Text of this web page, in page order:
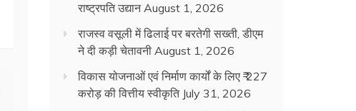
राष्ट्रपति उद्यान August 1, 2026
राजस्व वसूली में ढिलाई पर बरतेगी सख्ती, डीएम
ने दी कड़ी चेतावनी August 1, 2026
विकास योजनाओं एवं निर्माण कार्यों के लिए ₹ 227
करोड़ की वित्तीय स्वीकृति July 31, 2026